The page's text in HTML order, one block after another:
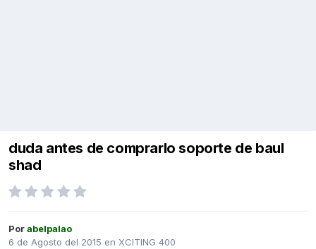
duda antes de comprarlo soporte de baul
shad
Porabelpalao
6 de Agosto del 2015 en XCITING 400